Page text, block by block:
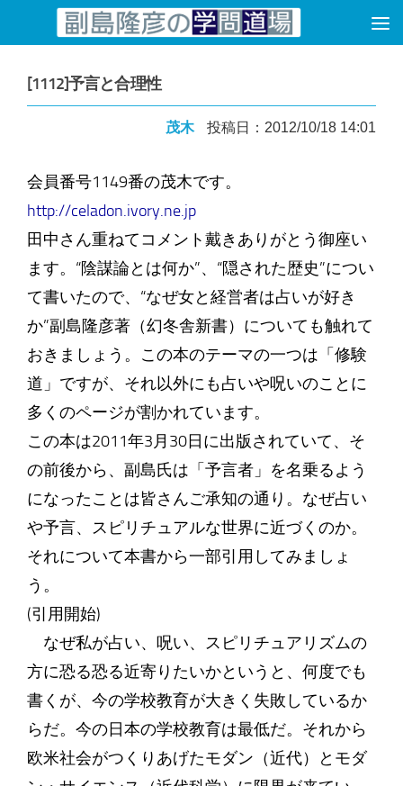
コンテンツへスキップ
[1112]予言と合理性
茂木 投稿日：2012/10/18 14:01
会員番号1149番の茂木です。
http://celadon.ivory.ne.jp
田中さん重ねてコメント戴きありがとう御座い
ます。“陰謀論とは何か”、“隠された歴史”につい
て書いたので、“なぜ女と経営者は占いが好き
か”副島隆彦著（幻冬舎新書）についても触れて
おきましょう。この本のテーマの一つは「修験
道」ですが、それ以外にも占いや呪いのことに
多くのページが割かれています。
この本は2011年3月30日に出版されていて、そ
の前後から、副島氏は「予言者」を名乗るよう
になったことは皆さんご承知の通り。なぜ占い
や予言、スピリチュアルな世界に近づくのか。
それについて本書から一部引用してみましょ
う。
(引用開始)
なぜ私が占い、呪い、スピリチュアリズムの
方に恐る恐る近寄りたいかというと、何度でも
書くが、今の学校教育が大きく失敗しているか
らだ。今の日本の学校教育は最低だ。それから
欧米社会がつくりあげたモダン（近代）とモダ